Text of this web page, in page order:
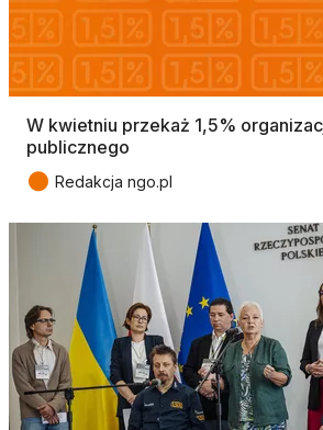
W kwietniu przekaż 1,5%
publicznego
● Redakcja ngo.pl